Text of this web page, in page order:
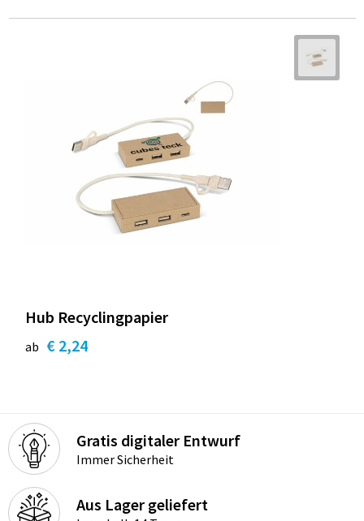
Hub Recyclingpapier
ab € 2,24
Gratis digitaler Entwurf
Immer Sicherheit
Aus Lager geliefert